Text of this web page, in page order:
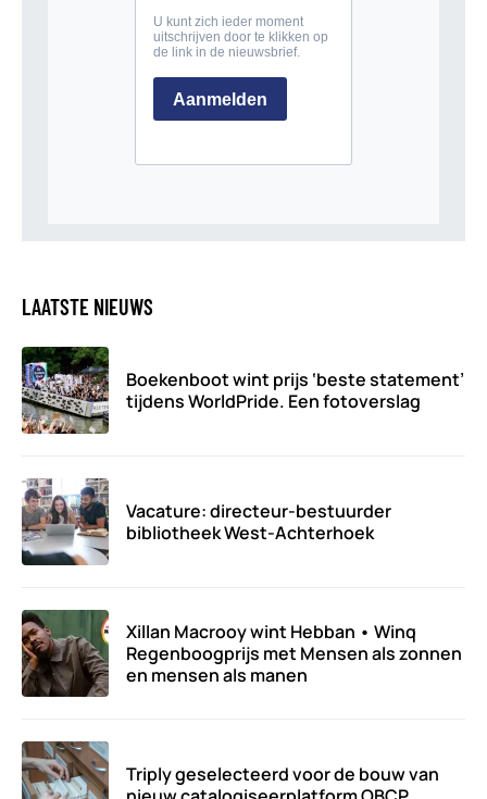
LAATSTE NIEUWS
Boekenboot wint prijs ‘beste statement’
tijdens WorldPride. Een fotoverslag
Vacature: directeur-bestuurder
bibliotheek West-Achterhoek
Xillan Macrooy wint Hebban • Winq
Regenboogprijs met Mensen als zonnen
en mensen als manen
Triply geselecteerd voor de bouw van